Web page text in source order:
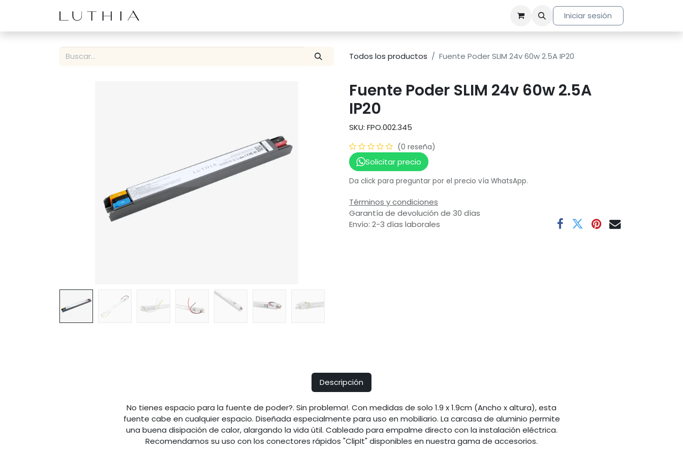
Iniciar sesión
Todos los productos Fuente Poder SLIM 24v 60w 2.5A IP20
Fuente Poder SLIM 24v 60w 2.5A
IP20
SKU: FPO.002.345
(0 reseña)
Solicitar precio
Da click para preguntar por el precio vía WhatsApp.
Términos y condiciones
Garantía de devolución de 30 días
Envío: 2-3 días laborales
Descripción
No tienes espacio para la fuente de poder?. Sin problema!. Con medidas de solo 1.9 x 1.9cm (Ancho x altura), esta
fuente cabe en cualquier espacio. Diseñada especialmente para uso en mobiliario. La carcasa de aluminio permite
una buena disipación de calor, alargando la vida útil. Cableado para empalme directo con la instalación eléctrica.
Recomendamos su uso con los conectores rápidos "ClipIt" disponibles en nuestra gama de accesorios.